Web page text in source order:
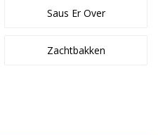
Saus Er Over
Zachtbakken